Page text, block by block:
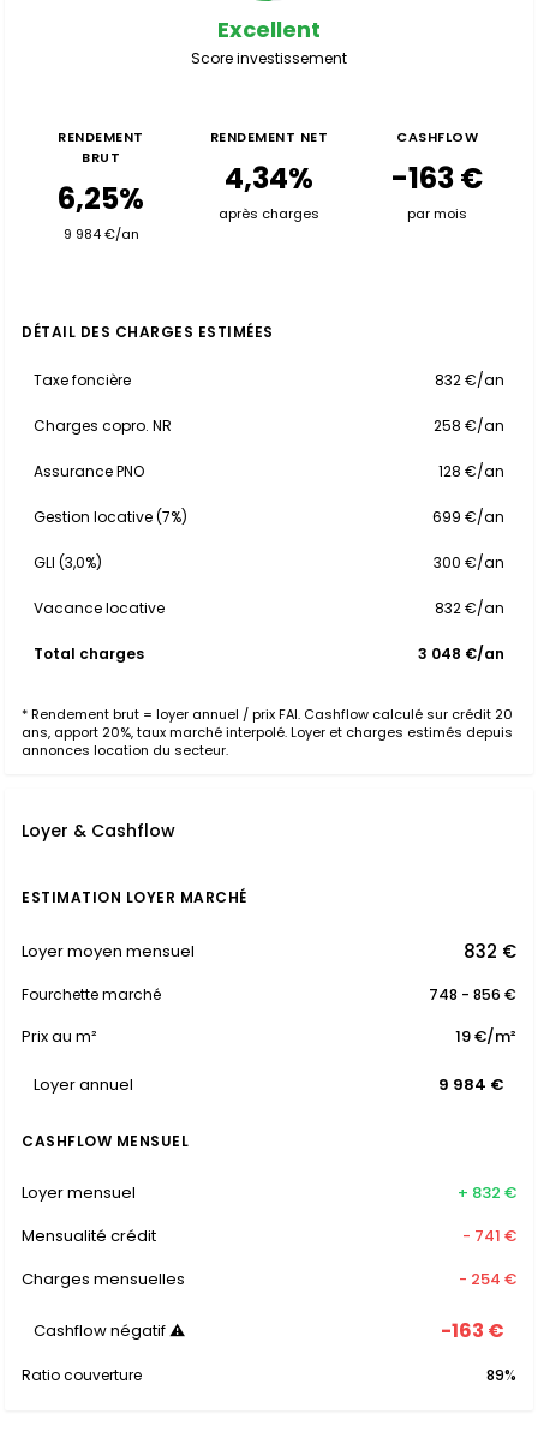
Excellent
Score investissement
RENDEMENT
BRUT
6,25%
9 984 €/an
RENDEMENT NET
4,34%
après charges
CASHFLOW
-163 €
par mois
DÉTAIL DES CHARGES ESTIMÉES
Taxe foncière 832 €/an
Charges copro. NR 258 €/an
Assurance PNO 128 €/an
Gestion locative (7%) 699 €/an
GLI (3,0%) 300 €/an
Vacance locative 832 €/an
Total charges 3 048 €/an
* Rendement brut = loyer annuel / prix FAI. Cashflow calculé sur crédit 20
ans, apport 20%, taux marché interpolé. Loyer et charges estimés depuis
annonces location du secteur.
Loyer & Cashflow
ESTIMATION LOYER MARCHÉ
Loyer moyen mensuel 832 €
Fourchette marché 748 - 856 €
Prix au m² 19 €/m²
Loyer annuel 9 984 €
CASHFLOW MENSUEL
Loyer mensuel
+ 832 €
Mensualité crédit
- 741 €
Charges mensuelles
- 254 €
Cashflow négatif ⚠ -163 €
Ratio couverture 89%